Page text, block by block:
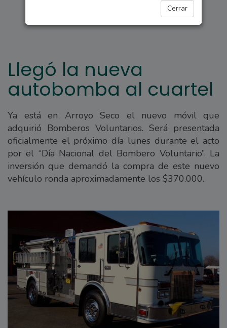
Cerrar
Llegó la nueva
autobomba al cuartel
Ya está en Arroyo Seco el nuevo móvil que
adquirió Bomberos Voluntarios. Será presentada
oficialmente el próximo día lunes durante el acto
por el “Día Nacional del Bombero Voluntario”. La
inversión que demandó la compra de este nuevo
vehículo ronda aproximadamente los $370.000.